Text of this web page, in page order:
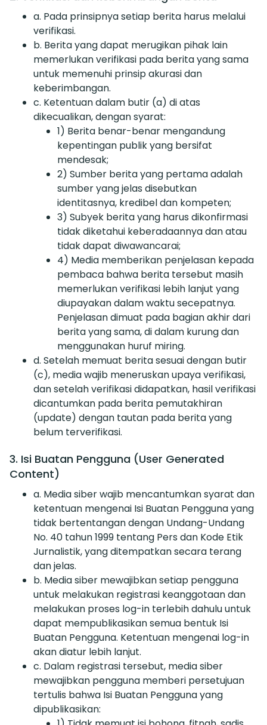
a. Pada prinsipnya setiap berita harus melalui
verifikasi.
b. Berita yang dapat merugikan pihak lain
memerlukan verifikasi pada berita yang sama
untuk memenuhi prinsip akurasi dan
keberimbangan.
c. Ketentuan dalam butir (a) di atas
dikecualikan, dengan syarat:
1) Berita benar-benar mengandung
kepentingan publik yang bersifat
mendesak;
2) Sumber berita yang pertama adalah
sumber yang jelas disebutkan
identitasnya, kredibel dan kompeten;
3) Subyek berita yang harus dikonfirmasi
tidak diketahui keberadaannya dan atau
tidak dapat diwawancarai;
4) Media memberikan penjelasan kepada
pembaca bahwa berita tersebut masih
memerlukan verifikasi lebih lanjut yang
diupayakan dalam waktu secepatnya.
Penjelasan dimuat pada bagian akhir dari
berita yang sama, di dalam kurung dan
menggunakan huruf miring.
d. Setelah memuat berita sesuai dengan butir
(c), media wajib meneruskan upaya verifikasi,
dan setelah verifikasi didapatkan, hasil verifikasi
dicantumkan pada berita pemutakhiran
(update) dengan tautan pada berita yang
belum terverifikasi.
3. Isi Buatan Pengguna (User Generated
Content)
a. Media siber wajib mencantumkan syarat dan
ketentuan mengenai Isi Buatan Pengguna yang
tidak bertentangan dengan Undang-Undang
No. 40 tahun 1999 tentang Pers dan Kode Etik
Jurnalistik, yang ditempatkan secara terang
dan jelas.
b. Media siber mewajibkan setiap pengguna
untuk melakukan registrasi keanggotaan dan
melakukan proses log-in terlebih dahulu untuk
dapat mempublikasikan semua bentuk Isi
Buatan Pengguna. Ketentuan mengenai log-in
akan diatur lebih lanjut.
c. Dalam registrasi tersebut, media siber
mewajibkan pengguna memberi persetujuan
tertulis bahwa Isi Buatan Pengguna yang
dipublikasikan: